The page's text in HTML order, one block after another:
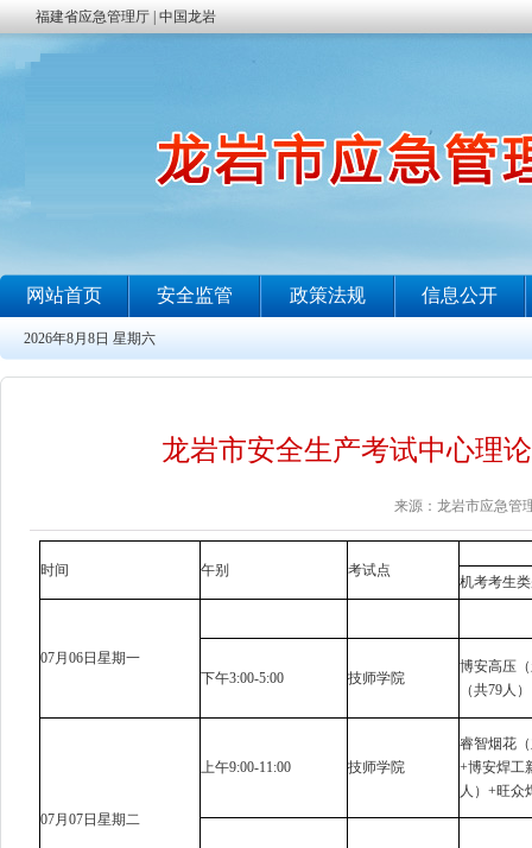
龙岩市安全生产考试中心理
来源：龙岩市应急管
时间 午别 考试点
机考考生
07月06日星期一
下午3:00-5:00
技师学院
博安高压
（共79人）
07月07日星期二
上午9:00-11:00 技师学院
睿智烟花
+博安焊工
人）+旺众